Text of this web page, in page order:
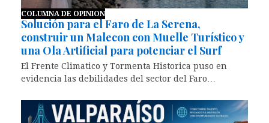
COLUMNA DE OPINION
Solución para el Faro de La Serena,
construir un Malecon con Muelle Turístico y
una Ola Artificial para potenciar el Surf
El Frente Climatico y Tormenta Historica puso en
evidencia las debilidades del sector del Faro…